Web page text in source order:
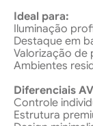
Ideal para:
Iluminação
Destaque em
Valorização de
Ambientes
Diferenciais
Controle
Estrutura